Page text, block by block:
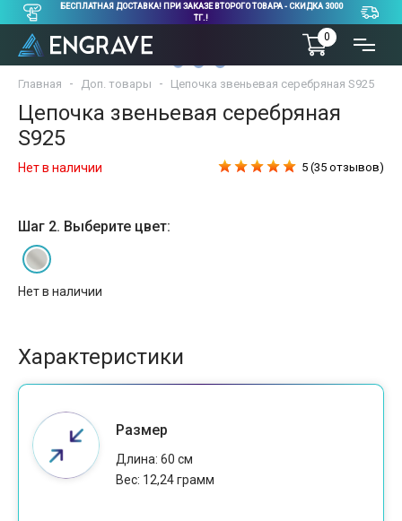
БЕСПЛАТНАЯ ДОСТАВКА! ПРИ ЗАКАЗЕ ВТОРОГО ТОВАРА - СКИДКА 3000
ТГ.!
0
01/00
Главная Доп. товары Цепочка звеньевая серебряная S925
Цепочка звеньевая серебряная
S925
Нет в наличии 5 (35 отзывов)
Шаг 2. Выберите цвет:
Нет в наличии
Характеристики
Размер
Длина: 60 см
Вес: 12,24 грамм